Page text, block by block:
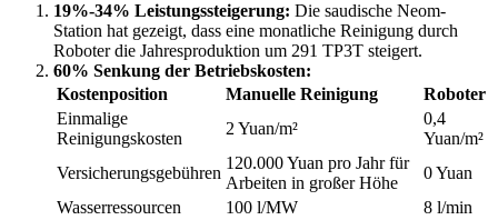
19%-34% Leistungssteigerung: Die saudische Neom-
Station hat gezeigt, dass eine monatliche Reinigung durch
Roboter die Jahresproduktion um 291 TP3T steigert.
60% Senkung der Betriebskosten:
Kostenposition
Manuelle Reinigung
Roboter
Einmalige
Reinigungskosten
2 Yuan/m²
0,4
Yuan/m²
Versicherungsgebühren
120.000 Yuan pro Jahr für
Arbeiten in großer Höhe
0 Yuan
Wasserressourcen
100 l/MW
8 l/min